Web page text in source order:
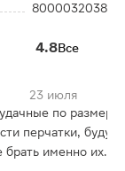
8000032038
4.8Все
23 июля
по размеру
перчатки, буду
брать именно их.